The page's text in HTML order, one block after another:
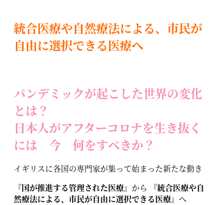
統合医療や自然療法による、市民が
自由に選択できる医療へ
パンデミックが起こした世界の変化
とは？
日本人がアフターコロナを生き抜く
には 今 何をすべきか？
イギリスに各国の専門家が集って始まった新たな動き
『国が推進する管理された医療』 から
『統合医療や自
然療法による、市民が自由に選択できる医療』 へ